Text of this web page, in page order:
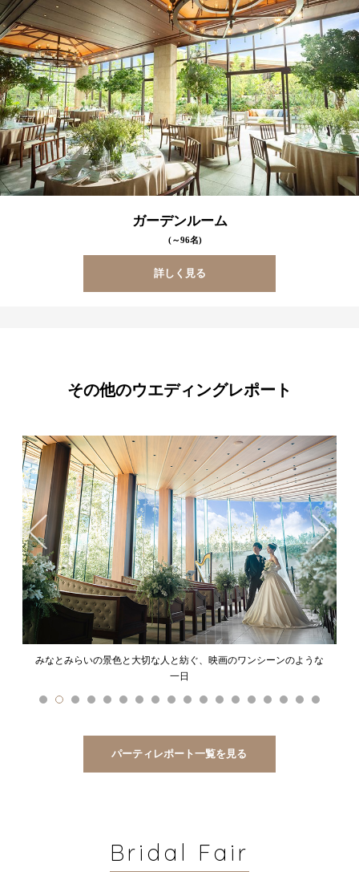
ガーデンルーム
(～96名)
詳しく見る
その他のウエディングレポート
映画のワンシーンのような
陽光と緑に包まれた上質空間で過ごす、み
パーティレポート一覧を見る
Bridal Fair